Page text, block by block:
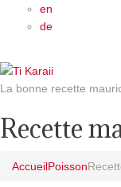
en
de
La bonne recette
Recette
AccueilPoisson